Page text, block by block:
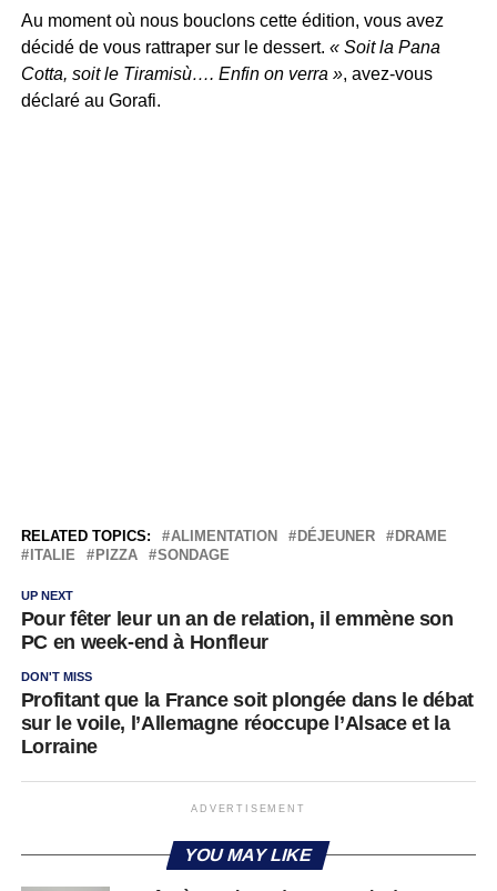
Au moment où nous bouclons cette édition, vous avez
décidé de vous rattraper sur le dessert. « Soit la Pana
Cotta, soit le Tiramisù…. Enfin on verra », avez-vous
déclaré au Gorafi.
RELATED TOPICS: ALIMENTATION DÉJEUNER
DRAME
ITALIE
PIZZA SONDAGE
UP NEXT
Pour fêter leur un an de relation, il emmène son
PC en week-end à Honfleur
DON'T MISS
Profitant que la France soit plongée dans le débat
sur le voile, l’Allemagne réoccupe l’Alsace et la
Lorraine
ADVERTISEMENT
YOU MAY LIKE